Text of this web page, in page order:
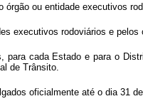
órgão ou entidade executivos
executivos rodoviários e
para cada Estado e para o
de Trânsito.
oficialmente até o dia 31